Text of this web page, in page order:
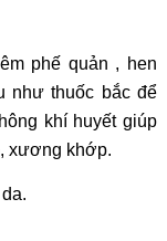
phế quản , hen
như thuốc bắc để
khí huyết giúp
xương khớp.